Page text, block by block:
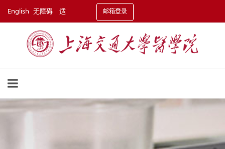
English 无障碍 适 邮箱登录